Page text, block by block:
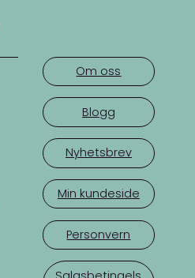
Om oss
Blogg
Nyhetsbrev
Min kundeside
Personvern